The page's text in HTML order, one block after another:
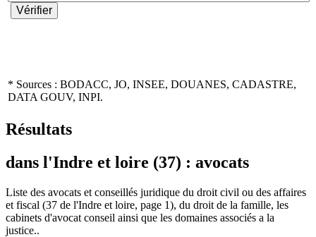
* Sources : BODACC, JO, INSEE, DOUANES, CADASTRE,
DATA GOUV, INPI.
Résultats
dans l'Indre et loire (37) : avocats
Liste des avocats et conseillés juridique du droit civil ou des affaires
et fiscal (37 de l'Indre et loire, page 1), du droit de la famille, les
cabinets d'avocat conseil ainsi que les domaines associés a la
justice..